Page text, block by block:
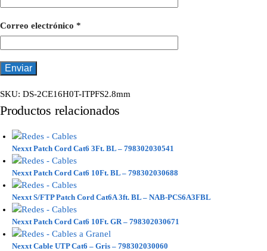
Correo electrónico *
SKU: DS-2CE16H0T-ITPFS2.8mm
Productos relacionados
Nexxt Patch Cord Cat6 3Ft. BL – 798302030541
Nexxt Patch Cord Cat6 10Ft. BL – 798302030688
Nexxt S/FTP Patch Cord Cat6A 3ft. BL – NAB-PCS6A3FBL
Nexxt Patch Cord Cat6 10Ft. GR – 798302030671
Nexxt Cable UTP Cat6 – Gris – 798302030060